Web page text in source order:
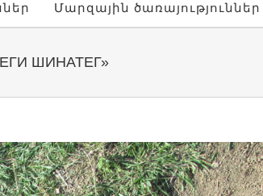
Մարզային ծառայություններ
ШИНАТЕГ»